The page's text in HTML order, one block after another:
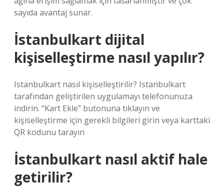
sayıda avantaj sunar.
İstanbulkart dijital
kişiselleştirme nasıl yapılır?
Istanbulkart nasıl kişiselleştirilir? Istanbulkart
tarafından geliştirilen uygulamayı telefonunuza
indirin. “Kart Ekle” butonuna tıklayın ve
kişiselleştirme için gerekli bilgileri girin veya karttaki
QR kodunu tarayın
İstanbulkart nasıl aktif hale
getirilir?